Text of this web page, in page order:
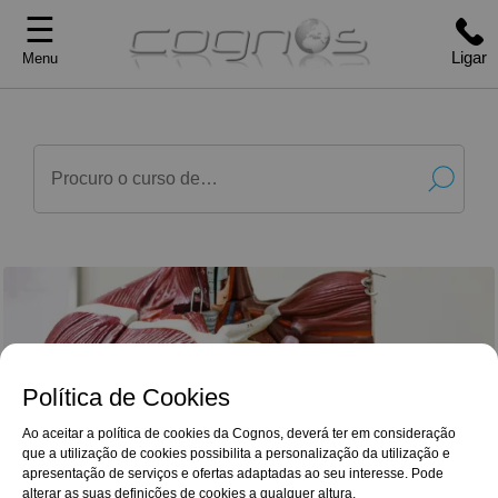
Política de Cookies
Ao aceitar a política de cookies da Cognos, deverá ter em consideração
que a utilização de cookies possibilita a personalização da utilização e
apresentação de serviços e ofertas adaptadas ao seu interesse. Pode
alterar as suas definições de cookies a qualquer altura.
☰
Menu Ligar
Google Reviews
4,9/5
Excelente qualidade dos conteúdos, com